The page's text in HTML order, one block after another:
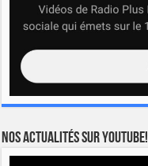
Nos actualités sur YOUTUBE!